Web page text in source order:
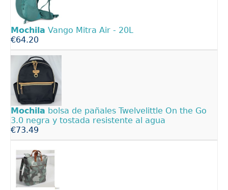
Mochila Vango Mitra Air - 20L
€64.20
Mochila bolsa de pañales Twelvelittle On the Go
3.0 negra y tostada resistente al agua
€73.49